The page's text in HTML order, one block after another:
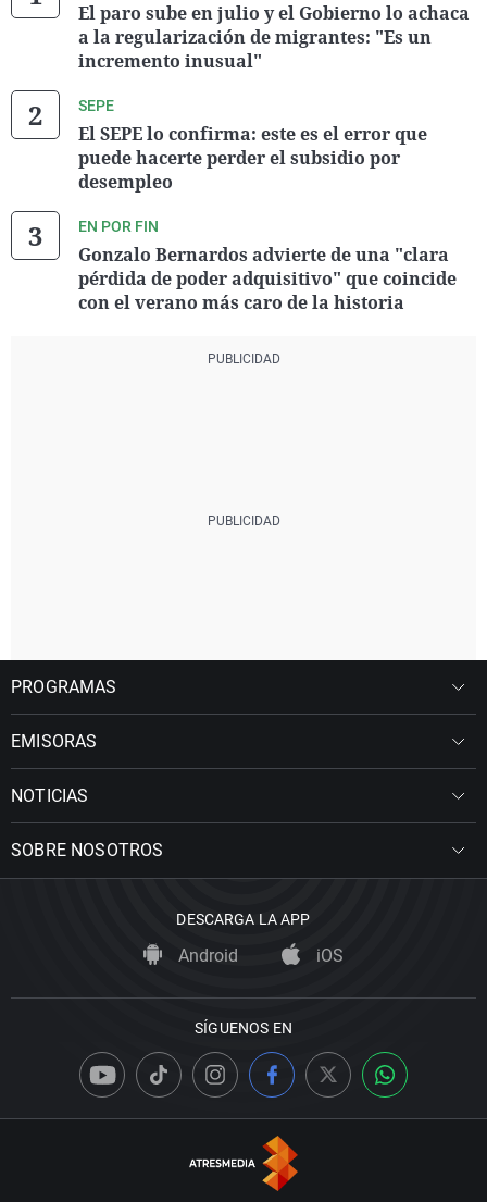
El paro sube en julio y el Gobierno lo achaca
a la regularización de migrantes: "Es un
incremento inusual"
SEPE
El SEPE lo confirma: este es el error que
puede hacerte perder el subsidio por
desempleo
EN POR FIN
Gonzalo Bernardos advierte de una "clara
pérdida de poder adquisitivo" que coincide
con el verano más caro de la historia
PROGRAMAS
EMISORAS
NOTICIAS
SOBRE NOSOTROS
DESCARGA LA APP
Android iOS
SÍGUENOS EN